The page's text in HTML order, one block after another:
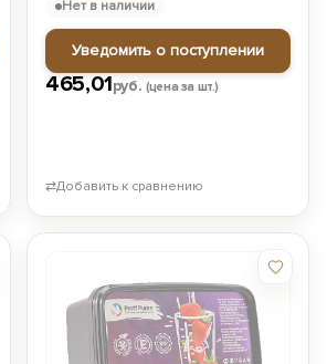
465,01руб. (цена за шт.)
Нет в наличии
Уведомить о поступлении
⇄Добавить к сравнению